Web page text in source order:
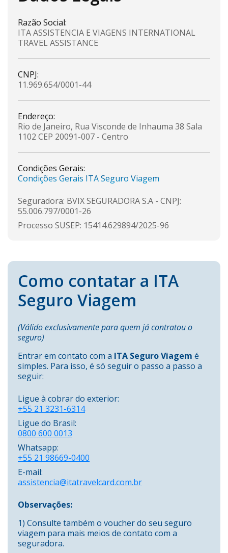
Razão Social:
ITA ASSISTENCIA E VIAGENS INTERNATIONAL
TRAVEL ASSISTANCE
CNPJ:
11.969.654/0001-44
Endereço:
Rio de Janeiro, Rua Visconde de Inhauma 38 Sala
1102 CEP 20091-007 - Centro
Condições Gerais:
Condições Gerais ITA Seguro Viagem
Seguradora: BVIX SEGURADORA S.A - CNPJ:
55.006.797/0001-26
Processo SUSEP: 15414.629894/2025-96
Como contatar a ITA
Seguro Viagem
(Válido exclusivamente para quem já contratou o
seguro)
Entrar em contato com a ITA Seguro Viagem é
simples. Para isso, é só seguir o passo a passo a
seguir:
Ligue à cobrar do exterior:
+55 21 3231-6314
Ligue do Brasil:
0800 600 0013
Whatsapp:
+55 21 98669-0400
E-mail:
assistencia@itatravelcard.com.br
Observações:
1) Consulte também o voucher do seu seguro
viagem para mais meios de contato com a
seguradora.